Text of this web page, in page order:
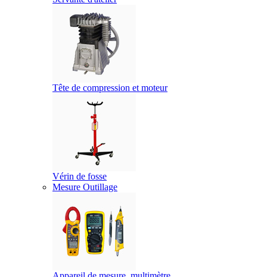
Tête de compression et moteur
Vérin de fosse
Mesure Outillage